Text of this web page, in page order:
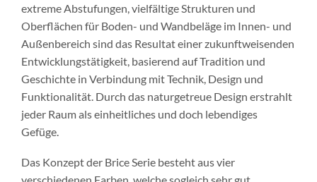
extreme Abstufungen, vielfältige Strukturen und
Oberflächen für Boden- und Wandbeläge im Innen- und
Außenbereich sind das Resultat einer zukunftweisenden
Entwicklungstätigkeit, basierend auf Tradition und
Geschichte in Verbindung mit Technik, Design und
Funktionalität. Durch das naturgetreue Design erstrahlt
jeder Raum als einheitliches und doch lebendiges
Gefüge.
Das Konzept der Brice Serie besteht aus vier